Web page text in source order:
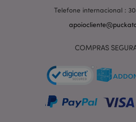
Telefone internacional :
COMPRAS
PHPSESSID